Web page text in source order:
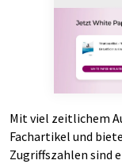
Mit viel zeitlichem
Fachartikel und
Zugriffszahlen sind